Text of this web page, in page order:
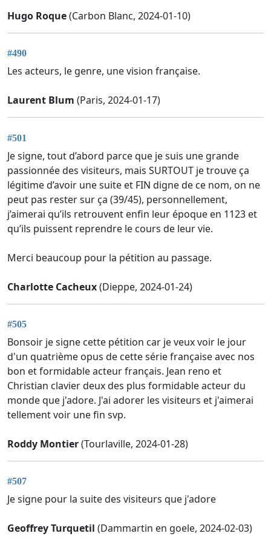
Hugo Roque(Carbon Blanc, 2024-01-10)
#490
Les acteurs, le genre, une vision française.
Laurent Blum (Paris, 2024-01-17)
#501
Je signe, tout d’abord parce que je suis une grande
passionnée des visiteurs, mais SURTOUT je trouve ça
légitime d’avoir une suite et FIN digne de ce nom, on ne
peut pas rester sur ça (39/45), personnellement,
j’aimerai qu’ils retrouvent enfin leur époque en 1123 et
qu’ils puissent reprendre le cours de leur vie.
Merci beaucoup pour la pétition au passage.
Charlotte Cacheux(Dieppe, 2024-01-24)
#505
Bonsoir je signe cette pétition car je veux voir le jour
d'un quatrième opus de cette série française avec nos
bon et formidable acteur français. Jean reno et
Christian clavier deux des plus formidable acteur du
monde que j'adore. J'ai adorer les visiteurs et j'aimerai
tellement voir une fin svp.
Roddy Montier(Tourlaville, 2024-01-28)
#507
Je signe pour la suite des visiteurs que j'adore
Geoffrey Turquetil (Dammartin en goele, 2024-02-03)